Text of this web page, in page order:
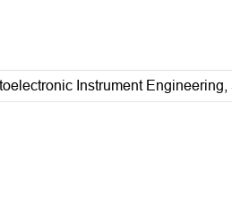
Instrument